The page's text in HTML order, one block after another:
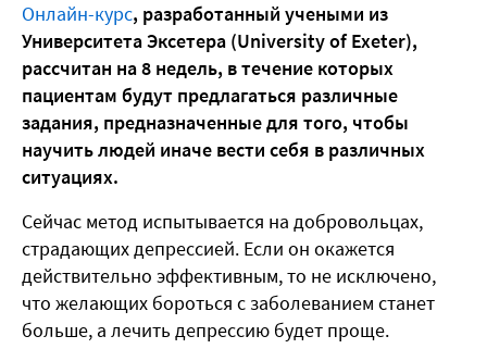
Онлайн-курс, разработанный учеными из
Университета Эксетера (University of Exeter),
рассчитан на 8 недель, в течение которых
пациентам будут предлагаться различные
задания, предназначенные для того, чтобы
научить людей иначе вести себя в различных
ситуациях.
Сейчас метод испытывается на добровольцах,
страдающих депрессией. Если он окажется
действительно эффективным, то не исключено,
что желающих бороться с заболеванием станет
больше, а лечить депрессию будет проще.